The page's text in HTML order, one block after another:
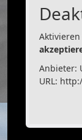
Aktivieren
Anbieter:
URL: